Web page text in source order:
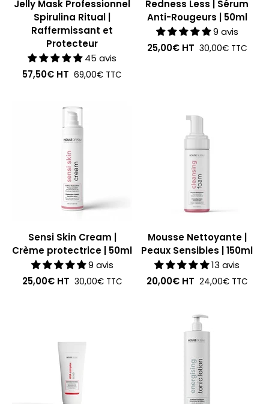
Jelly Mask Professionnel
Spirulina Ritual |
Raffermissant et
Protecteur
45 avis
57,50€ HT 69,00€ TTC
Redness Less | Sérum
Anti-Rougeurs | 50ml
9 avis
25,00€HT 30,00€TTC
Sensi Skin Cream |
Crème protectrice | 50ml
9 avis
25,00€HT 30,00€TTC
Mousse Nettoyante |
Peaux Sensibles | 150ml
13 avis
20,00€HT 24,00€TTC